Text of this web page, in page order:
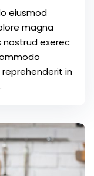
eiusmod
magna
nostrud exerec
in